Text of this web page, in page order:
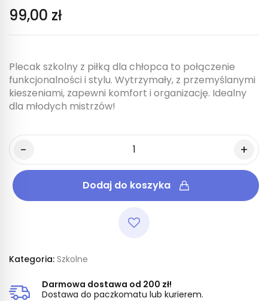
99,00 zł
Plecak szkolny z piłką dla chłopca to połączenie
funkcjonalności i stylu. Wytrzymały, z przemyślanymi
kieszeniami, zapewni komfort i organizację. Idealny
dla młodych mistrzów!
Dodaj do koszyka
Kategoria: Szkolne
Darmowa dostawa od 200 zł!
Dostawa do paczkomatu lub kurierem.